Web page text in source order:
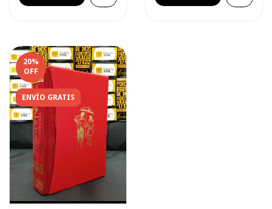
20%
OFF
ENVÍO GRATIS